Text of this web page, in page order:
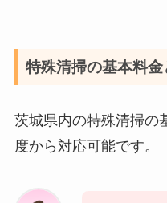
特殊清掃の基本料金
茨城県内の特殊清掃の
度から対応可能です。